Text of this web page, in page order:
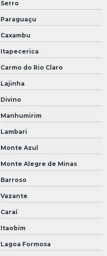
Serro
Paraguaçu
Caxambu
Itapecerica
Carmo do Rio Claro
Lajinha
Divino
Manhumirim
Lambari
Monte Azul
Monte Alegre de Minas
Barroso
Vazante
Caraí
Itaobim
Lagoa Formosa